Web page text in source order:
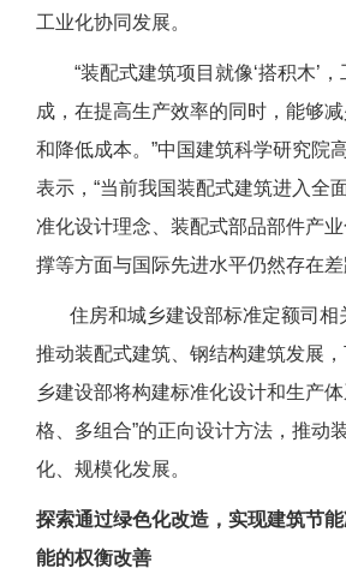
工业化协同发展。
“装配式建筑项目就像‘搭积木’，
成，在提高生产效率的同时，能够
和降低成本。”中国建筑科学研究院
表示，“当前我国装配式建筑进入全
准化设计理念、装配式部品部件产
撑等方面与国际先进水平仍然存在差
住房和城乡建设部标准定额司相
推动装配式建筑、钢结构建筑发展
乡建设部将构建标准化设计和生产
格、多组合”的正向设计方法，推动
化、规模化发展。
探索通过绿色化改造，实现建筑节
能的权衡改善